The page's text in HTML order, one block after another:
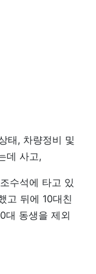
태, 차량정비 및
데 사고,
수석에 타고 있
고 뒤에 10대친
대 동생을 제외